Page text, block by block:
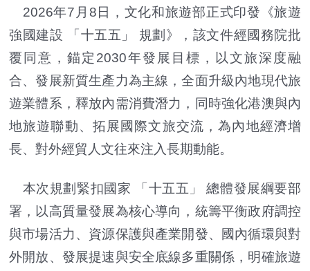
2026年7月8日，文化和旅遊部正式印發《旅遊
強國建設 「十五五」 規劃》，該文件經國務院批
覆同意，錨定2030年發展目標，以文旅深度融
合、發展新質生產力為主線，全面升級內地現代旅
遊業體系，釋放內需消費潛力，同時強化港澳與內
地旅遊聯動、拓展國際文旅交流，為內地經濟增
長、對外經貿人文往來注入長期動能。
本次規劃緊扣國家 「十五五」 總體發展綱要部
署，以高質量發展為核心導向，統籌平衡政府調控
與市場活力、資源保護與產業開發、國內循環與對
外開放、發展提速與安全底線多重關係，明確旅遊